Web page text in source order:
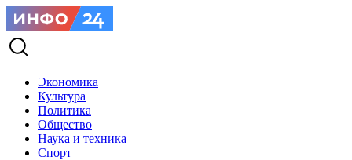
Экономика
Культура
Политика
Общество
Наука и техника
Спорт